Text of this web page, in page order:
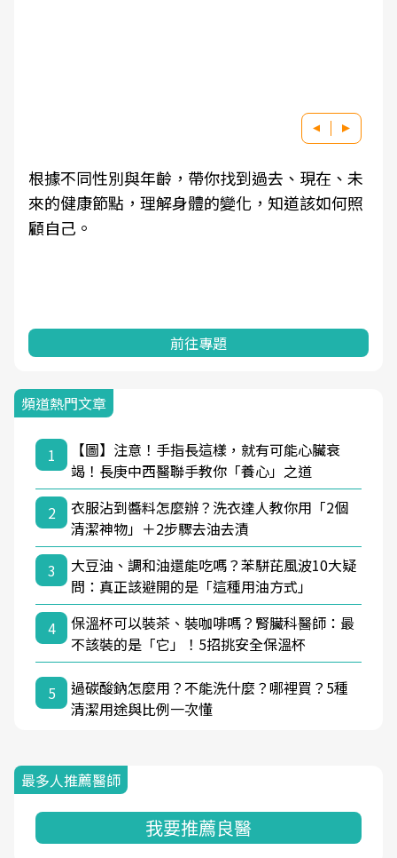
根據不同性別與年齡，帶你找到過去、現在、未
來的健康節點，理解身體的變化，知道該如何照
顧自己。
前往專題
頻道熱門文章
1
【圖】注意！手指長這樣，就有可能心臟衰
竭！長庚中西醫聯手教你「養心」之道
2
衣服沾到醬料怎麼辦？洗衣達人教你用「2個
清潔神物」＋2步驟去油去漬
3
大豆油、調和油還能吃嗎？苯駢芘風波10大疑
問：真正該避開的是「這種用油方式」
4
保溫杯可以裝茶、裝咖啡嗎？腎臟科醫師：最
不該裝的是「它」！5招挑安全保溫杯
5
過碳酸鈉怎麼用？不能洗什麼？哪裡買？5種
清潔用途與比例一次懂
最多人推薦醫師
我要推薦良醫